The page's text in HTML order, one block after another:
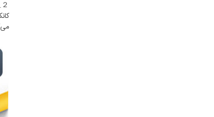
２.